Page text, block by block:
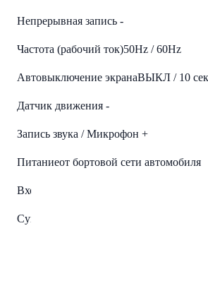
Непрерывная запись -
Частота (рабочий ток)50Hz / 60Hz
Автовыключение экранаВЫКЛ / 10 сек
Датчик движения -
Запись звука / Микрофон +
Питаниеот бортовой сети автомобиля
Входное напряжение
Суперконденсатор